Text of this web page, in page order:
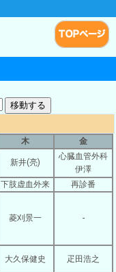
木 金
新井(亮)
心臓血管外科
伊澤
下肢虚血外来 再診番
菱刈景一 -
大久保健史 疋田浩之